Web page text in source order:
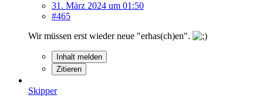
31. März 2024 um 01:50
#465
Wir müssen erst wieder neue "erhas(ch)en".
Inhalt melden
Zitieren
Skipper